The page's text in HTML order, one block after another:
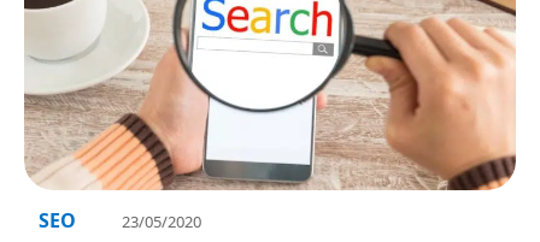
SEO 23/05/2020